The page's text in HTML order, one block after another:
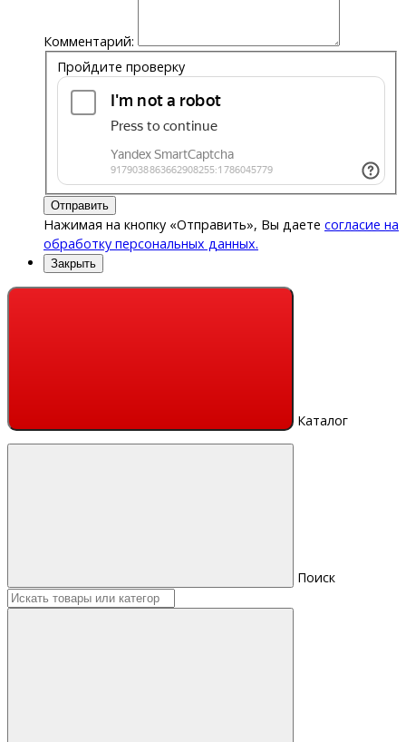
Комментарий:
Пройдите проверку
Отправить
Нажимая на кнопку «Отправить», Вы даете согласие на
обработку персональных данных.
Закрыть
Каталог
Поиск